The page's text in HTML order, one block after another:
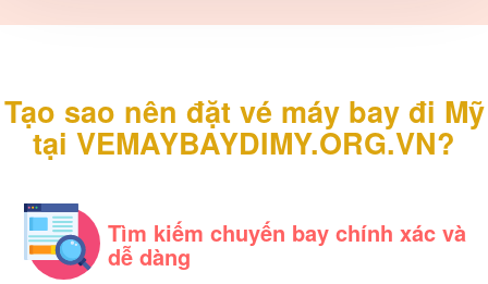
Tạo sao nên đặt vé máy bay đi Mỹ
tại VEMAYBAYDIMY.ORG.VN?
Tìm kiếm chuyến bay chính xác và
dễ dàng